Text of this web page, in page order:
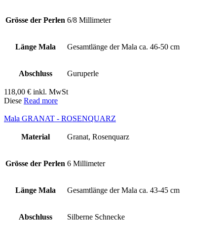
Grösse der Perlen 6/8 Millimeter
Länge Mala Gesamtlänge der Mala ca. 46-50 cm
Abschluss Guruperle
118,00 € inkl. MwSt
Diese Read more
Mala GRANAT - ROSENQUARZ
Material Granat, Rosenquarz
Grösse der Perlen 6 Millimeter
Länge Mala Gesamtlänge der Mala ca. 43-45 cm
Abschluss Silberne Schnecke